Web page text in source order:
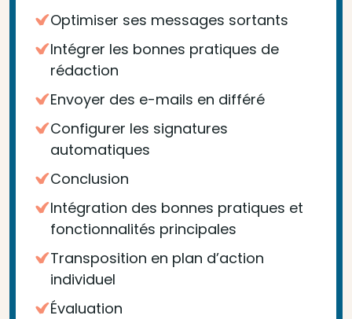
Optimiser ses messages sortants
Intégrer les bonnes pratiques de
rédaction
Envoyer des e-mails en différé
Configurer les signatures
automatiques
Conclusion
Intégration des bonnes pratiques et
fonctionnalités principales
Transposition en plan d’action
individuel
Évaluation